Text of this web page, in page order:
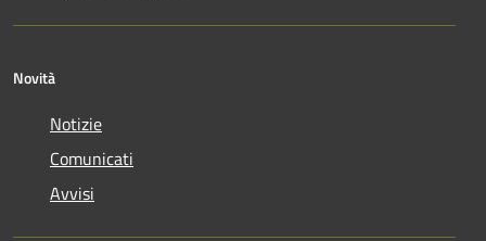
Novità
Notizie
Comunicati
Avvisi